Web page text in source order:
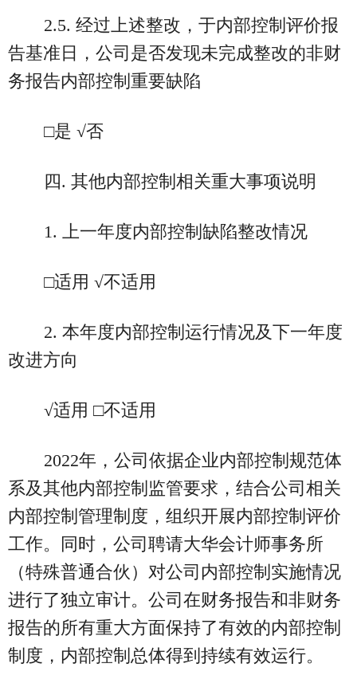
2.5. 经过上述整改，于内部控制评价报
告基准日，公司是否发现未完成整改的非财
务报告内部控制重要缺陷
□是 √否
四. 其他内部控制相关重大事项说明
1. 上一年度内部控制缺陷整改情况
□适用 √不适用
2. 本年度内部控制运行情况及下一年度
改进方向
√适用 □不适用
2022年，公司依据企业内部控制规范体
系及其他内部控制监管要求，结合公司相关
内部控制管理制度，组织开展内部控制评价
工作。同时，公司聘请大华会计师事务所
（特殊普通合伙）对公司内部控制实施情况
进行了独立审计。公司在财务报告和非财务
报告的所有重大方面保持了有效的内部控制
制度，内部控制总体得到持续有效运行。